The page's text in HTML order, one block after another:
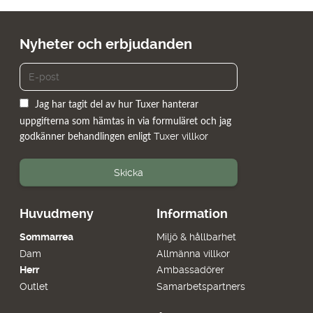
Huvudmeny
Sommarrea
Dam
Herr
Outlet
Information
Miljö & hållbarhet
Allmänna villkor
Ambassadörer
Samarbetspartners
Nyheter och erbjudanden
Jag har tagit del av hur Tuxer hanterar
uppgifterna som hämtas in via formuläret och jag
godkänner behandlingen enligt Tuxer villkor
Skicka